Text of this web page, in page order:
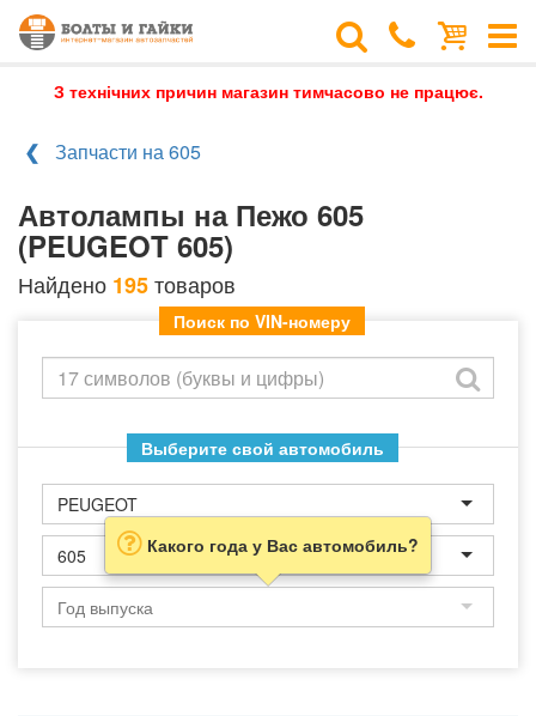
З технічних причин магазин тимчасово не працює.
Запчасти на 605
Автолампы на Пежо 605
(PEUGEOT 605)
Найдено 195товаров
Поиск по VIN-номеру
Выберите свой автомобиль
PEUGEOT
605 Какого года у Вас автомобиль?